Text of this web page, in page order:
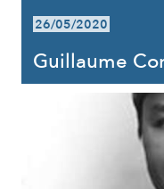
26/05/2020
Guillaume